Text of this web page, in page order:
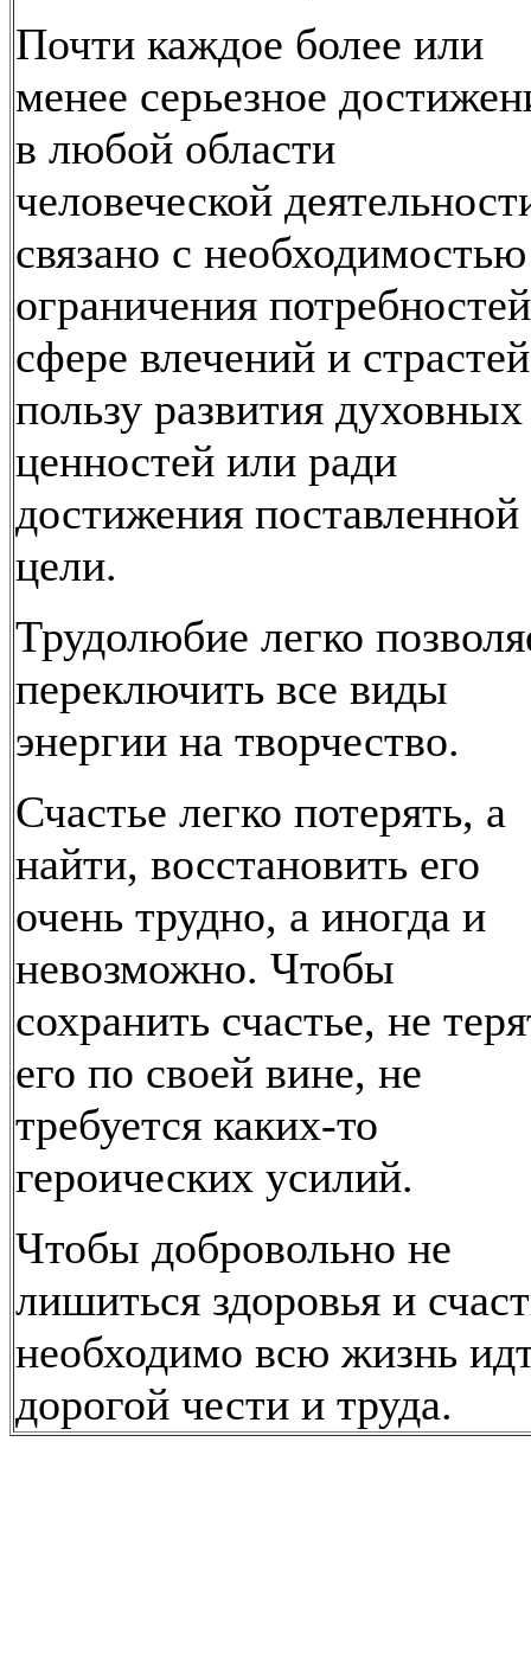
Почти каждое более или
менее серьезное
в любой области
человеческой
связано с необходимостью
ограничения
сфере влечений и
пользу развития духовных
ценностей или ради
достижения поставленной
цели.
Трудолюбие легко
переключить все виды
энергии на творчество.
Счастье легко потерять, а
найти, восстановить его
очень трудно, а иногда и
невозможно. Чтобы
сохранить счастье, не
его по своей вине, не
требуется каких-то
героических усилий.
Чтобы добровольно не
лишиться здоровья и
необходимо всю жизнь
дорогой чести и труда.